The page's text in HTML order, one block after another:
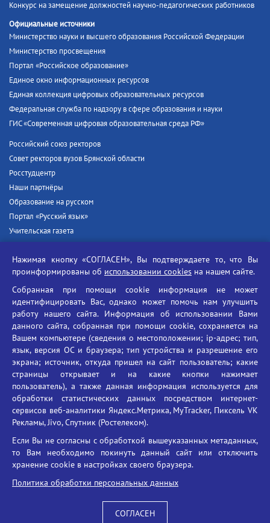
Конкурс на замещение должностей научно-педагогических работников
Официальные источники
Министерство науки и высшего образования Российской Федерации
Министерство просвещения
Портал «Российское образование»
Единое окно информационных ресурсов
Единая коллекция цифровых образовательных ресурсов
Федеральная служба по надзору в сфере образования и науки
ГИС «Современная цифровая образовательная среда РФ»
Российский союз ректоров
Совет ректоров вузов Брянской области
Росстудцентр
Наши партнёры
Образование на русском
Портал «Русский язык»
Учительская газета
Единый портал государственных услуг
Противодействие угрозам информационной безопасности
Социальные ролики - Генеральная прокуратура РФ
Противодействие коррупции
БГУ против наркотиков
Брянский государственный университет
имени академика И.Г. Петровского
Время работы: пн-пт 09:00-18:00
E-mail: bryanskgu@mail.ru
Телефон: +7(4832)58-90-85
Вход
Нажимая кнопку «СОГЛАСЕН», Вы подтверждаете то, что Вы
проинформированы об использовании cookies на нашем сайте.
Собранная при помощи cookie информация не может
идентифицировать Вас, однако может помочь нам улучшить
работу нашего сайта. Информация об использовании Вами
данного сайта, собранная при помощи cookie, сохраняется на
Вашем компьютере (сведения о местоположении; ip-адрес; тип,
язык, версия ОС и браузера; тип устройства и разрешение его
экрана; источник, откуда пришел на сайт пользователь; какие
страницы открывает и на какие кнопки нажимает
пользователь), а также данная информация используется для
обработки статистических данных посредством интернет-
сервисов веб-аналитики Яндекс.Метрика, MyTracker, Пиксель VK
Рекламы, Jivo, Спутник (Ростелеком).
Если Вы не согласны с обработкой вышеуказанных метаданных,
то Вам необходимо покинуть данный сайт или отключить
хранение cookie в настройках своего браузера.
Политика обработки персональных данных
СОГЛАСЕН